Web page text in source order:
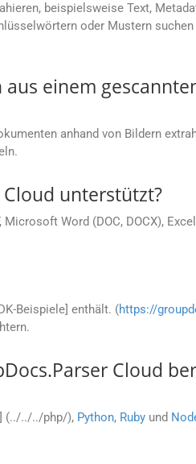
beispielsweise Text,
oder Mustern
einem
anhand von Bildern
unterstützt?
Word (DOC, DOCX),
Beispiele] enthält. (https://
Cloud
(../../../php/), Python, Ruby und